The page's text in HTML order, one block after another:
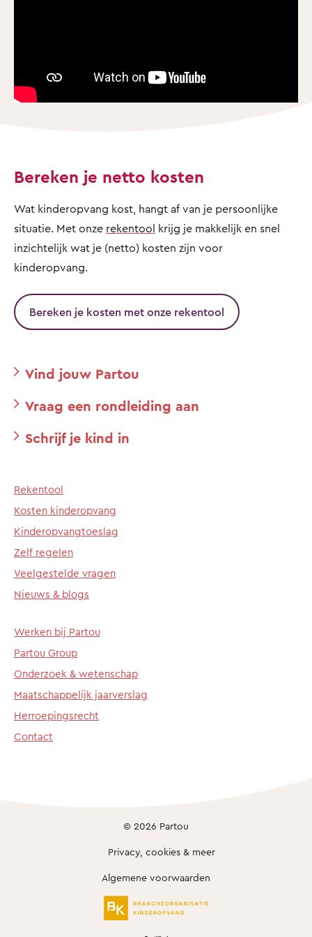
Bereken je netto kosten
Wat kinderopvang kost, hangt af van je persoonlijke
situatie. Met onze rekentool krijg je makkelijk en snel
inzichtelijk wat je (netto) kosten zijn voor
kinderopvang.
Bereken je kosten met onze rekentool
Vind jouw Partou
Vraag een rondleiding aan
Schrijf je kind in
Rekentool
Kosten kinderopvang
Kinderopvangtoeslag
Zelf regelen
Veelgestelde vragen
Nieuws & blogs
Werken bij Partou
Partou Group
Onderzoek & wetenschap
Maatschappelijk jaarverslag
Herroepingsrecht
Contact
© 2026 Partou
Privacy, cookies & meer
Algemene voorwaarden